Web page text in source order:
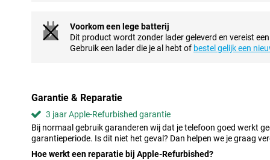
maak je met de 12 megapixel telelens ook van veraf duidelijke en
De Apple iPhone 14 Pro Max Refurbished maakt ook erg mooie
Quad-pixel technologie. Hiermee worden vier pixels gebruikt als
selfiecamera die 4K-video's kan opnemen. Dankzij de autofocus
fotografeert of videobelt.
De A16 Bionic-chip
Deze iPhone 14 Pro Max Refurbished is uitgerust met de
Voorkom een lege batterij
Dit product wordt zonder lader geleverd en vereist
Gebruik een lader die je al hebt of bestel gelijk een
Garantie & Reparatie
3 jaar Apple-Refurbished garantie
Bij normaal gebruik garanderen wij dat je telefoon goed werkt
garantieperiode. Is dit niet het geval? Dan helpen we je graag
Hoe werkt een reparatie bij Apple-Refurbished?